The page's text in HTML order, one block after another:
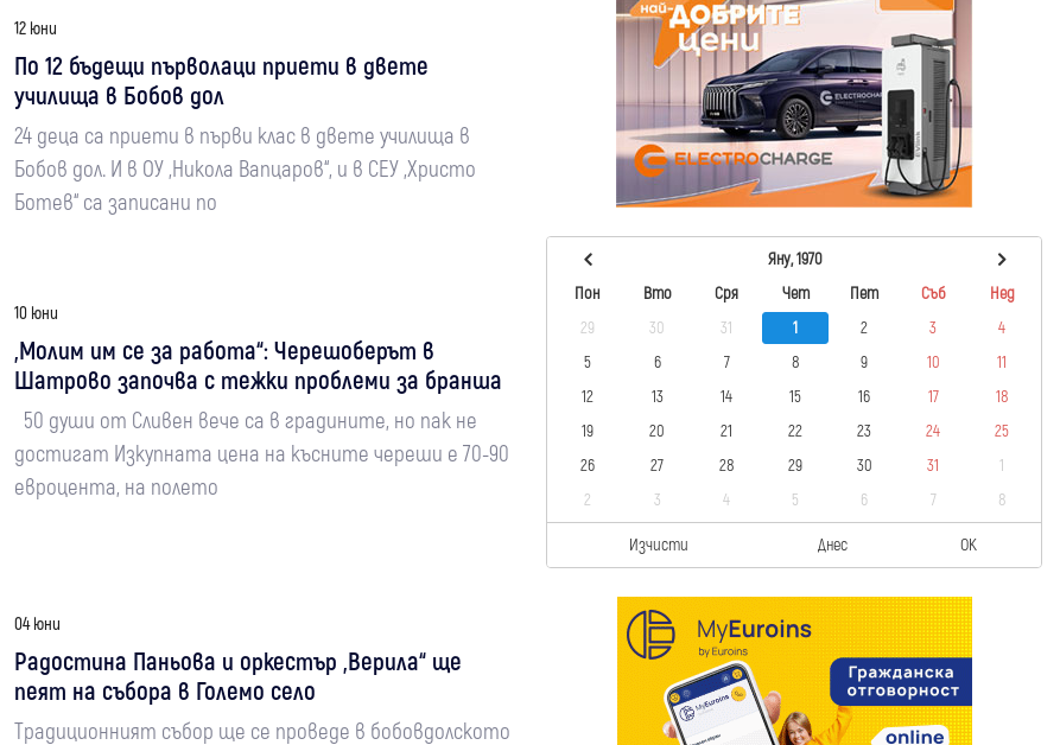
12 юни
По 12 бъдещи първолаци приети в двете
училища в Бобов дол
24 деца са приети в първи клас в двете училища в
Бобов дол. И в ОУ „Никола Вапцаров“, и в СЕУ „Христо
Ботев“ са записани по
10 юни
„Молим им се за работа“: Черешоберът в
Шатрово започва с тежки проблеми за бранша
50 души от Сливен вече са в градините, но пак не
достигат Изкупната цена на късните череши е 70-90
евроцента, на полето
04 юни
Радостина Паньова и оркестър „Верила“ ще
пеят на събора в Големо село
Традиционният събор ще се проведе в бобовдолското
Яну, 1970
Пон
Вто Сря Чет Пет Съб
Нед
29
30 31 1 2 3
4
5
6 7 8 9 10
11
12
13 14 15 16 17
18
19
20 21 22 23 24
25
26
27 28 29 30 31
1
2
3 4 5 6 7 8
Изчисти Днес OK